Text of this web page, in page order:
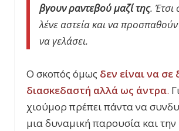
βγουν ραντεβού μαζί της. Έτσι
λένε αστεία και να
να γελάσει.
Ο σκοπός όμως δεν είναι να σε
διασκεδαστή αλλά ως άντρα.
χιούμορ πρέπει πάντα να
μια δυναμική παρουσία και την